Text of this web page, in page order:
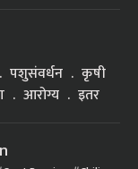
पशुसंवर्धन
कृषी
आरोग्य इतर